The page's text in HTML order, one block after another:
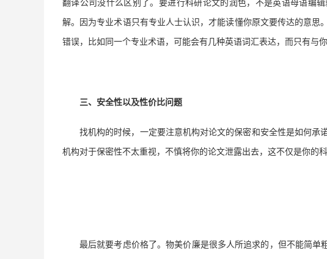
翻译公司没什么区别了。要进行科研论文的润色，不是英语母语编
解。因为专业术语只有专业人士认识，才能读懂你原文要传达的意思
错误，比如同一个专业术语，可能会有几种英语词汇表达，而只有与
三、 安全性以及性价比问题
找机构的时候，一定要注意机构对论文的保密和安全性是如何承
机构对于保密性不太重视，不慎将你的论文泄露出去，这不仅是你的
最后就要考虑价格了。物美价廉是很多人所追求的，但不能简单